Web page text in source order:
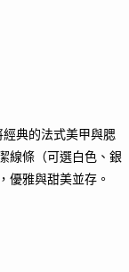
經典的法式美甲與腮
線條（可選白色、銀
優雅與甜美並存。